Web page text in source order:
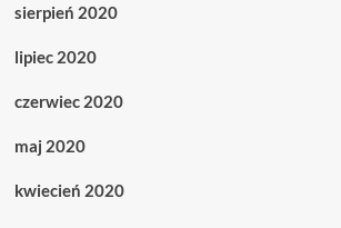
sierpień 2020
lipiec 2020
czerwiec 2020
maj 2020
kwiecień 2020